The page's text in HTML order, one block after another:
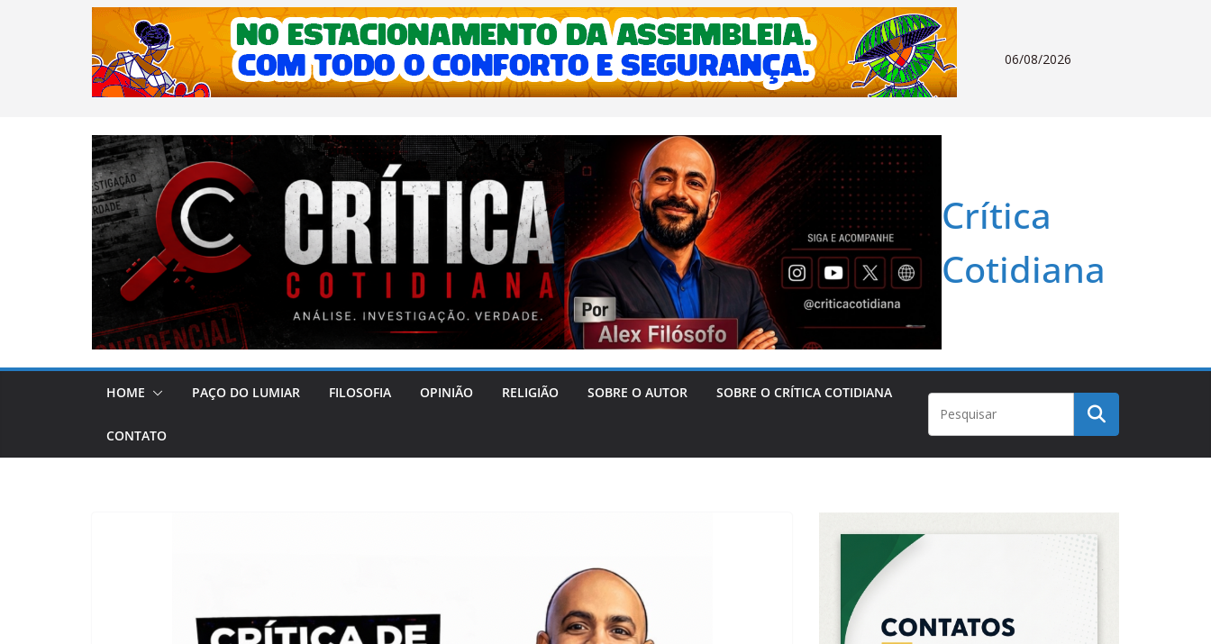
06/08/2026
Crítica
Cotidiana
HOME PAÇO DO LUMIAR FILOSOFIA OPINIÃO RELIGIÃO SOBRE O AUTOR SOBRE O CRÍTICA COTIDIANA
CONTATO